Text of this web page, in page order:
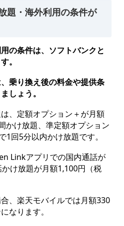
題・海外利用の条件が
の条件は、ソフトバンクと
。
乗り換え後の料金や提供条
しょう。
、定額オプション＋が月額
かけ放題、準定額オプション
1回5分以内かけ放題です。
Linkアプリでの国内通話が
け放題が月額1,100円（税
、楽天モバイルでは月額330
なります。